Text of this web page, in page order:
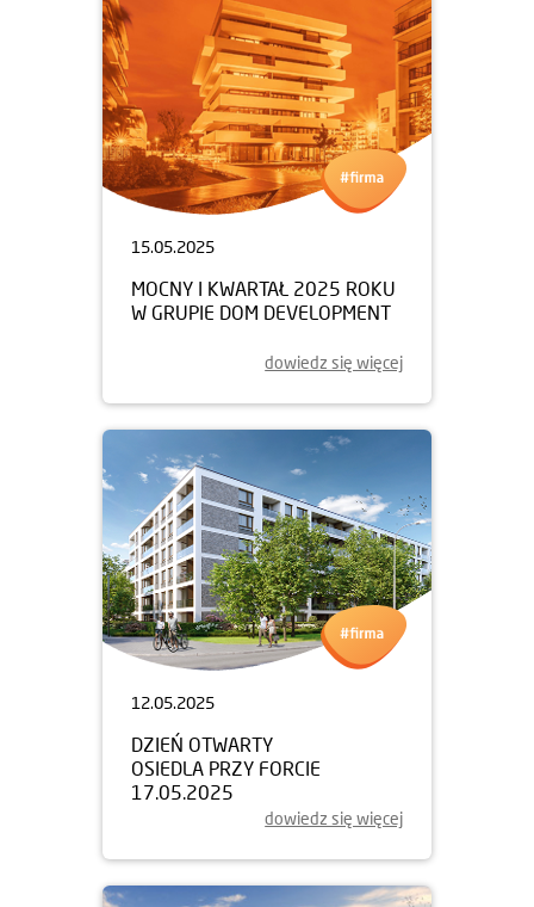
15.05.2025
MOCNY I KWARTAŁ 2025 ROKU
W GRUPIE DOM DEVELOPMENT
dowiedz się więcej
12.05.2025
DZIEŃ OTWARTY
OSIEDLA PRZY FORCIE
17.05.2025
dowiedz się więcej